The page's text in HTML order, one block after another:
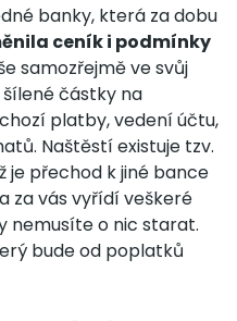
banky, která za dobu
ceník i podmínky
samozřejmě ve svůj
částky na
platby, vedení účtu,
Naštěstí existuje tzv.
je přechod k jiné bance
za vás vyřídí veškeré
nemusíte o nic starat.
bude od poplatků